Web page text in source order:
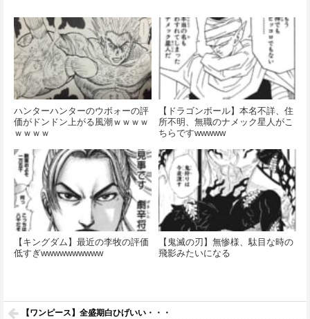
ハンターハンターのウボォーの評
価がドンドン上がる風潮ｗｗｗｗ
ｗｗｗｗ
【ドラゴンボール】本名不詳、住
所不明、無職のナメック星人がこ
ちらですwwwww
【キングダム】最近の李牧の評価
低すぎwwwwwwwwww
【鬼滅の刃】無惨様、駄目な時の
飛影みたいになる
【ワンピース】全盛期白ひげいい・・・